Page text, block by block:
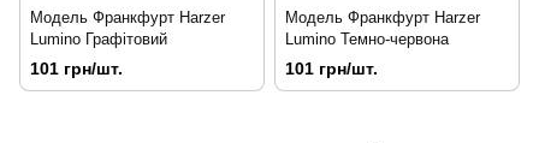
Модель Франкфурт Harzer
Lumino Графітовий
101 грн/шт.
Модель Франкфурт Harzer
Lumino Темно-червона
101 грн/шт.